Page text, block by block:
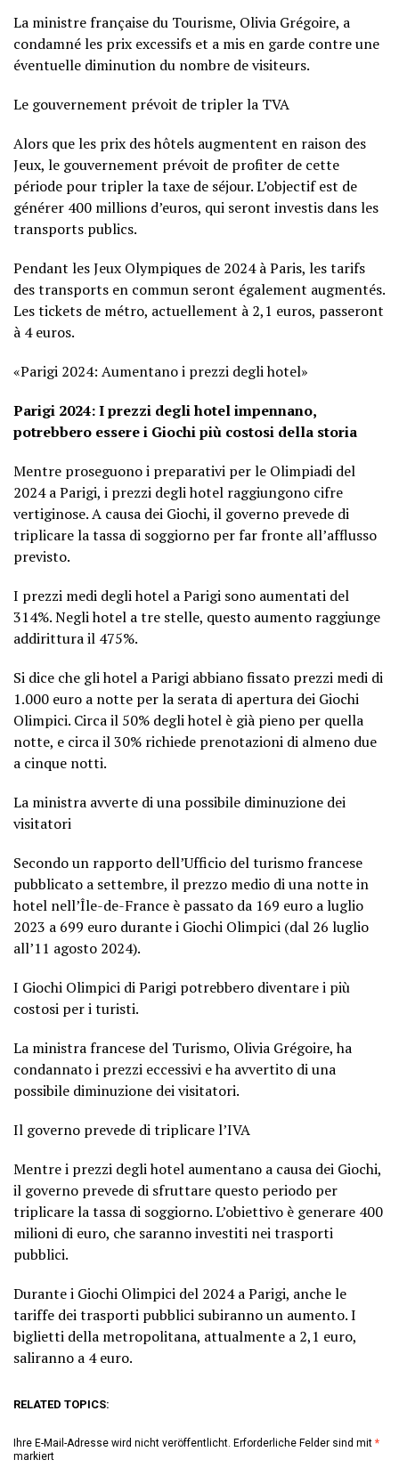
La ministre française du Tourisme, Olivia Grégoire, a
condamné les prix excessifs et a mis en garde contre une
éventuelle diminution du nombre de visiteurs.
Le gouvernement prévoit de tripler la TVA
Alors que les prix des hôtels augmentent en raison des
Jeux, le gouvernement prévoit de profiter de cette
période pour tripler la taxe de séjour. L’objectif est de
générer 400 millions d’euros, qui seront investis dans les
transports publics.
Pendant les Jeux Olympiques de 2024 à Paris, les tarifs
des transports en commun seront également augmentés.
Les tickets de métro, actuellement à 2,1 euros, passeront
à 4 euros.
«Parigi 2024: Aumentano i prezzi degli hotel»
Parigi 2024: I prezzi degli hotel impennano,
potrebbero essere i Giochi più costosi della storia
Mentre proseguono i preparativi per le Olimpiadi del
2024 a Parigi, i prezzi degli hotel raggiungono cifre
vertiginose. A causa dei Giochi, il governo prevede di
triplicare la tassa di soggiorno per far fronte all’afflusso
previsto.
I prezzi medi degli hotel a Parigi sono aumentati del
314%. Negli hotel a tre stelle, questo aumento raggiunge
addirittura il 475%.
Si dice che gli hotel a Parigi abbiano fissato prezzi medi di
1.000 euro a notte per la serata di apertura dei Giochi
Olimpici. Circa il 50% degli hotel è già pieno per quella
notte, e circa il 30% richiede prenotazioni di almeno due
a cinque notti.
La ministra avverte di una possibile diminuzione dei
visitatori
Secondo un rapporto dell’Ufficio del turismo francese
pubblicato a settembre, il prezzo medio di una notte in
hotel nell’Île-de-France è passato da 169 euro a luglio
2023 a 699 euro durante i Giochi Olimpici (dal 26 luglio
all’11 agosto 2024).
I Giochi Olimpici di Parigi potrebbero diventare i più
costosi per i turisti.
La ministra francese del Turismo, Olivia Grégoire, ha
condannato i prezzi eccessivi e ha avvertito di una
possibile diminuzione dei visitatori.
Il governo prevede di triplicare l’IVA
Mentre i prezzi degli hotel aumentano a causa dei Giochi,
il governo prevede di sfruttare questo periodo per
triplicare la tassa di soggiorno. L’obiettivo è generare 400
milioni di euro, che saranno investiti nei trasporti
pubblici.
Durante i Giochi Olimpici del 2024 a Parigi, anche le
tariffe dei trasporti pubblici subiranno un aumento. I
biglietti della metropolitana, attualmente a 2,1 euro,
saliranno a 4 euro.
RELATED TOPICS:
Ihre E-Mail-Adresse wird nicht veröffentlicht. Erforderliche Felder sind mit *
markiert